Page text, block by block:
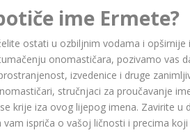
ime Ermete?
ostati u ozbiljnim vodama i
onomastičara, pozivamo vas
izvedenice i druge
stručnjaci za proučavanje
krije iza ovog lijepog imena. Zavirite u
vam ispriča o vašoj ličnosti i precima koji